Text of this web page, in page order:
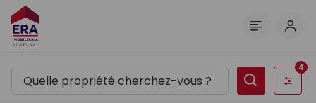
Filtres
4